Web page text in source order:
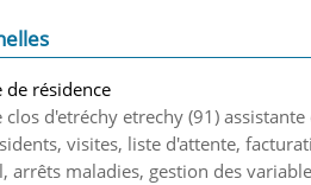
de résidence
d'etréchy etrechy (91)
visites, liste d'attente,
arrêts maladies, gestion des